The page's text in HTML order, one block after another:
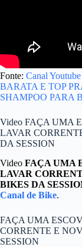
Fonte: Canal
BARATA E TOP
SHAMPOO PARA
Video FAÇA UMA
LAVAR
DA SESSION
Video FAÇA UMA
LAVAR
BIKES DA
Canal de Bike.
FAÇA UMA
CORRENTE E
SESSION